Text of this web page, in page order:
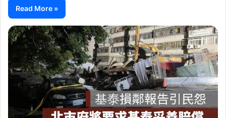
Read More »